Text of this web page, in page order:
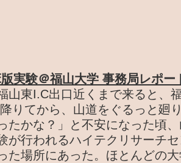
実験＠福山大学 事務局レポー
山東I.C出口近くまで来ると、
りてから、山道をぐるっと廻
たかな？」と不安になった頃
が行われるハイテクリサーチ
た場所にあった。ほとんどの